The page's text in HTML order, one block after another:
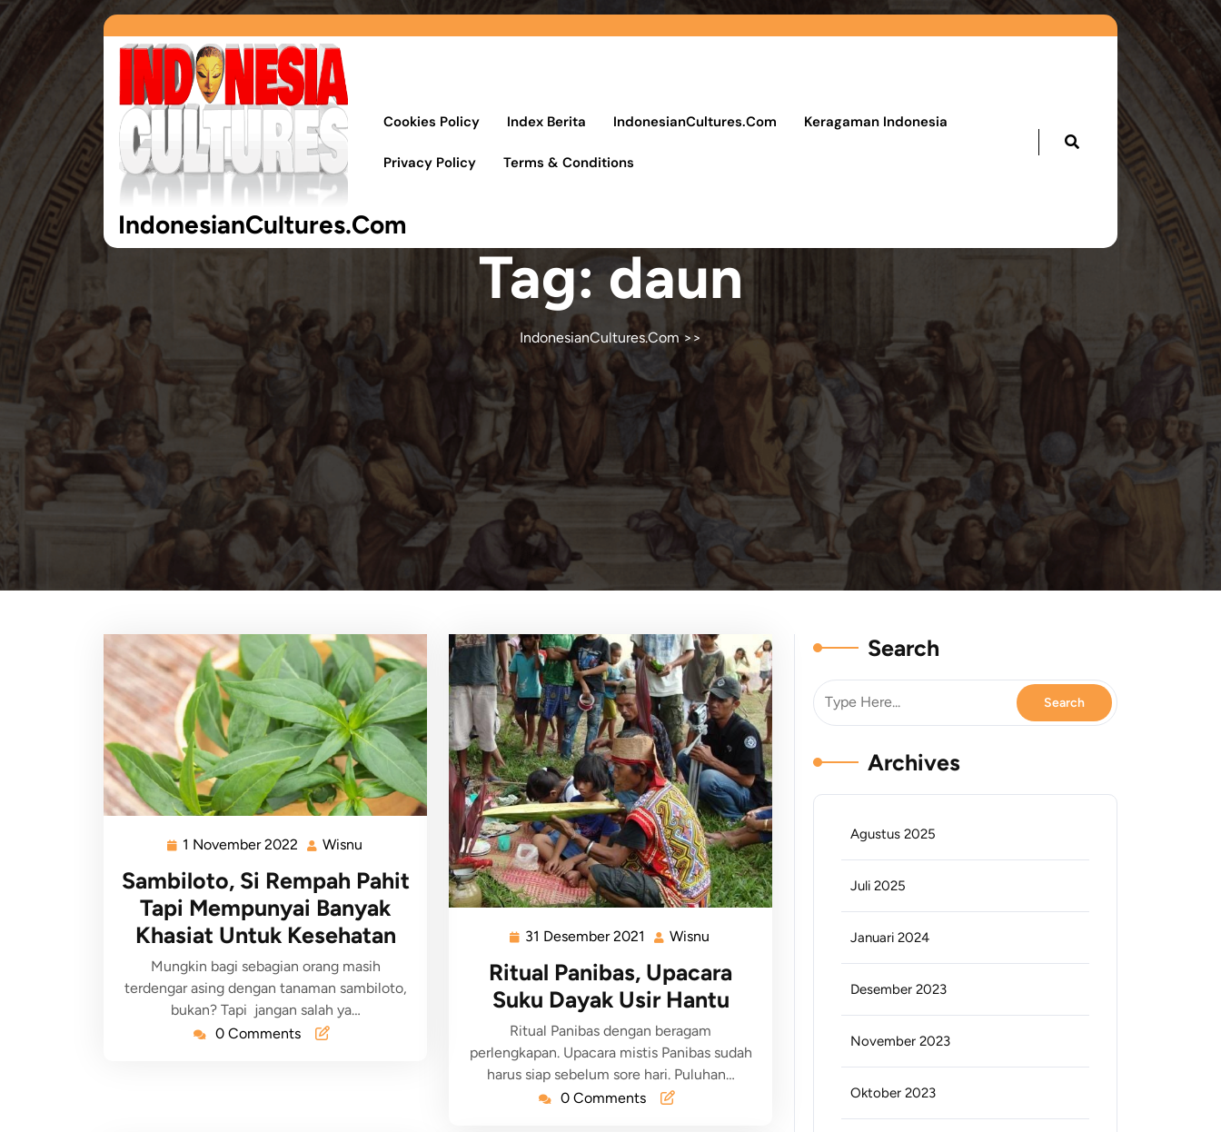
IndonesianCultures.Com
Cookies Policy Index Berita IndonesianCultures.Com Keragaman Indonesia
Privacy Policy Terms & Conditions
Tag:daun
IndonesianCultures.Com>>
1 November 2022 Wisnu
Sambiloto, Si Rempah Pahit
Tapi Mempunyai Banyak
Khasiat Untuk Kesehatan
Mungkin bagi sebagian orang masih
terdengar asing dengan tanaman sambiloto,
bukan? Tapi jangan salah ya…
0 Comments
31 Desember 2021 Wisnu
Ritual Panibas, Upacara
Suku Dayak Usir Hantu
Ritual Panibas dengan beragam
perlengkapan. Upacara mistis Panibas sudah
harus siap sebelum sore hari. Puluhan…
0 Comments
Search
Archives
Agustus 2025
Juli 2025
Januari 2024
Desember 2023
November 2023
Oktober 2023